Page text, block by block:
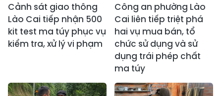
Cảnh sát giao thông
Lào Cai tiếp nhận 500
kit test ma túy phục vụ
kiểm tra, xử lý vi phạm
Công an phường Lào
Cai liên tiếp triệt phá
hai vụ mua bán, tổ
chức sử dụng và sử
dụng trái phép chất
ma túy